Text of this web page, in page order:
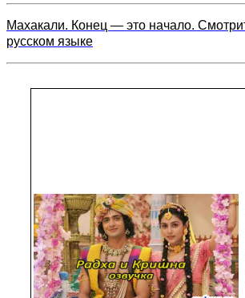
Махакали. Конец — это начало.
русском языке